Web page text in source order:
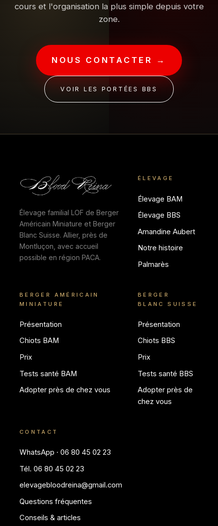
cours et l'organisation la plus simple depuis votre
zone.
NOUS CONTACTER →
VOIR LES PORTÉES BBS
Élevage familial LOF de Berger
Américain Miniature et Berger
Blanc Suisse. Allier, près de
Montluçon, avec accueil
possible en région PACA.
ÉLEVAGE
Élevage BAM
Élevage BBS
Amandine Aubert
Notre histoire
Palmarès
BERGER AMÉRICAIN
MINIATURE
Présentation
Chiots BAM
Prix
Tests santé BAM
Adopter près de chez vous
BERGER
BLANC SUISSE
Présentation
Chiots BBS
Prix
Tests santé BBS
Adopter près de
chez vous
CONTACT
WhatsApp · 06 80 45 02 23
Tél. 06 80 45 02 23
elevagebloodreina@gmail.com
Questions fréquentes
Conseils & articles